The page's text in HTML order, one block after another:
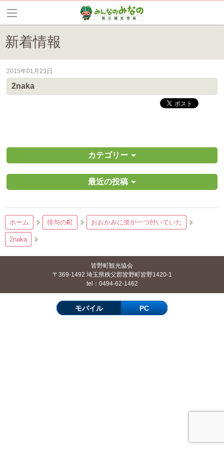
新着情報
皆野町のイベントやお祭り、花情報等の最新情報や観光協会会員情報
2015年01月23日
2naka
カテゴリー
最近の投稿
ホーム 俳句の町 おおかみに蛍が一つ付いていた
2naka
皆野町観光協会
〒369-1492 埼玉県秩父郡皆野町皆野1420-1
tel：0494-62-1462
モバイル PC